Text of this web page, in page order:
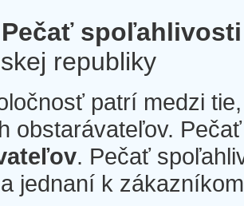
Pečať spoľahlivosti
republiky
patrí medzi
obstarávateľov.
. Pečať
jednaní k